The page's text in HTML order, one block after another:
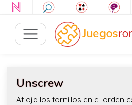
Unscrew
Afloja los tornillos en el orden